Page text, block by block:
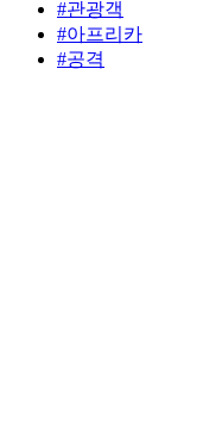
#관광객
#아프리카
#공격